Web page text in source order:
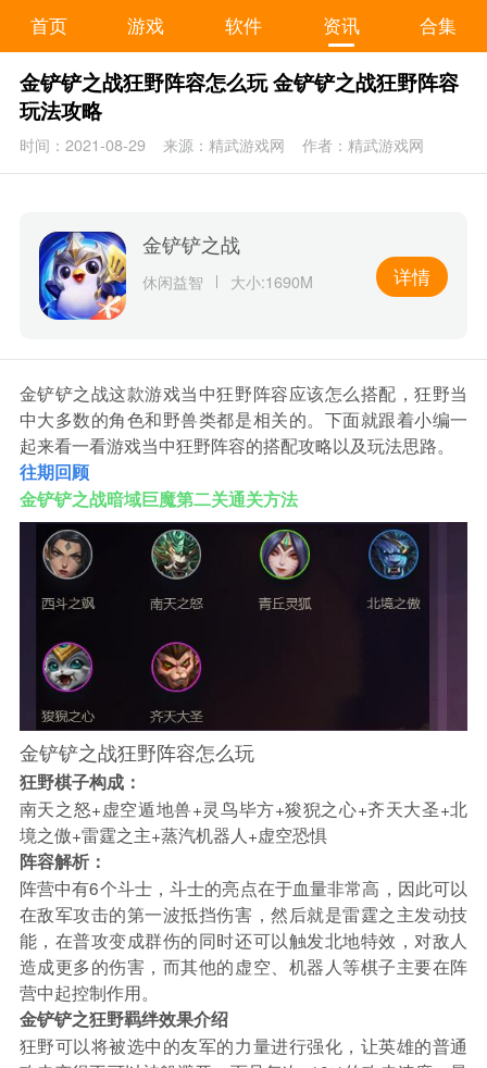
首页 游戏 软件 资讯 合集
金铲铲之战狂野阵容怎么玩 金铲铲之战狂野阵容
玩法攻略
时间：2021-08-29 来源：精武游戏网 作者：精武游戏网
金铲铲之战
休闲益智 大小:1690M 详情
金铲铲之战这款游戏当中狂野阵容应该怎么搭配，狂野当
中大多数的角色和野兽类都是相关的。下面就跟着小编一
起来看一看游戏当中狂野阵容的搭配攻略以及玩法思路。
往期回顾
金铲铲之战暗域巨魔第二关通关方法
金铲铲之战狂野阵容怎么玩
狂野棋子构成：
南天之怒+虚空遁地兽+灵鸟毕方+狻猊之心+齐天大圣+北
境之傲+雷霆之主+蒸汽机器人+虚空恐惧
阵容解析：
阵营中有6个斗士，斗士的亮点在于血量非常高，因此可以
在敌军攻击的第一波抵挡伤害，然后就是雷霆之主发动技
能，在普攻变成群伤的同时还可以触发北地特效，对敌人
造成更多的伤害，而其他的虚空、机器人等棋子主要在阵
营中起控制作用。
金铲铲之狂野羁绊效果介绍
狂野可以将被选中的友军的力量进行强化，让英雄的普通